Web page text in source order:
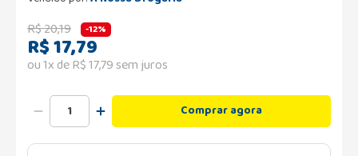
R$20,19 -12%
R$17,79
ou1x deR$17,79 sem juros
Comprar agora